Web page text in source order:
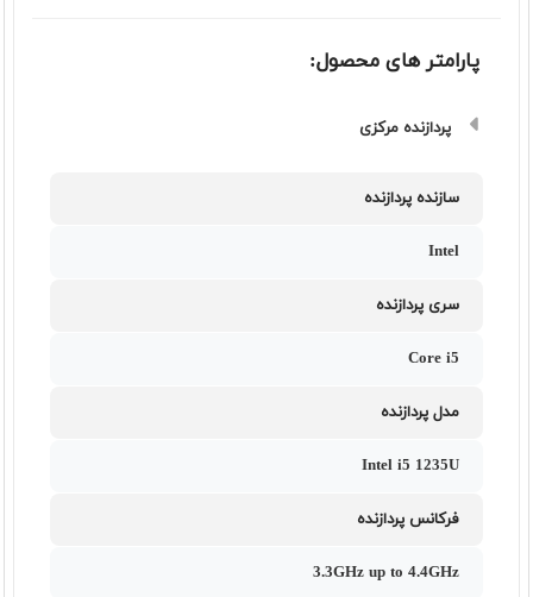
پارامتر های محصول:
پردازنده مرکزی
سازنده پردازنده
Intel
سری پردازنده
Core i5
مدل پردازنده
Intel i5 1235U
فرکانس پردازنده
3.3GHz up to 4.4GHz